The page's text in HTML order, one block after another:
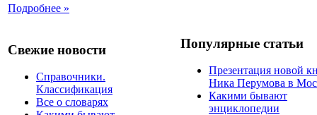
Подробнее »
Свежие новости
Справочники.
Классификация
Все о словарях
Популярные статьи
Презентация новой
Ника Перумова в
Какими бывают
энциклопедии